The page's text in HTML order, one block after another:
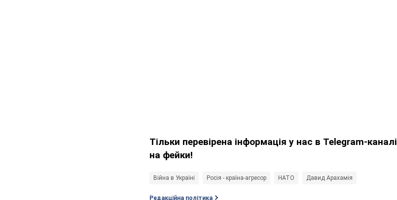
Тільки перевірена інформація у нас в Telegram-каналі
на фейки!
Війна в Україні Росія - країна-агресор НАТО Давид Арахамія
Редакційна політика